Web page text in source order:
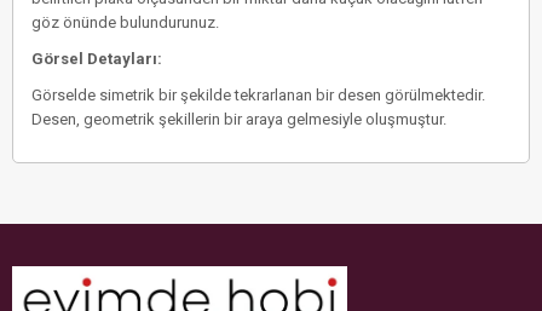
göz önünde bulundurunuz.
Görsel Detayları:
Görselde simetrik bir şekilde tekrarlanan bir desen görülmektedir.
Desen, geometrik şekillerin bir araya gelmesiyle oluşmuştur.